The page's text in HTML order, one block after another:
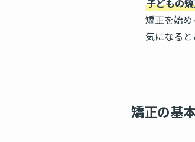
子どもの
矯正を始め
気になると
矯正の基